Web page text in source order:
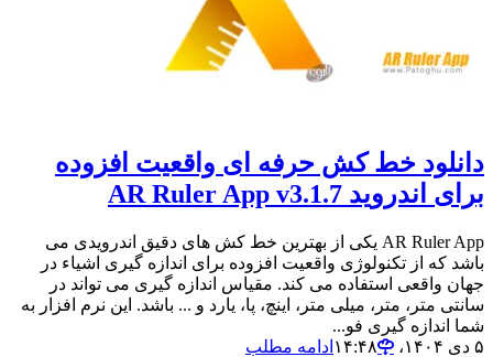
دانلود خط کش حرفه ای واقعیت افزوده
برای اندروید AR Ruler App v3.1.7
AR Ruler App یکی از بهترین خط کش های دقیق اندرویدی می
باشد که از تکنولوژی واقعیت افزوده برای اندازه گیری اشیاء در
جهان واقعی استفاده می کند. مقیاس اندازه گیری می تواند در
سانتی متر، متر، میلی متر، اینچ، پا، یارد و ... باشد. این نرم افزار به
شما اندازه گیری فو...
۵ دی ۱۴۰۴،‏ ۱۴:۴۸
ادامه مطلب